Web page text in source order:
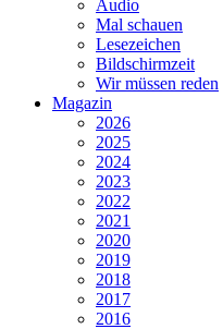
Audio
Mal schauen
Lesezeichen
Bildschirmzeit
Wir müssen reden
Magazin
2026
2025
2024
2023
2022
2021
2020
2019
2018
2017
2016